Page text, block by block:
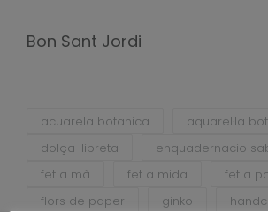
Bon Sant Jordi
acuarela botanica
aquarel·la
dolça llibreta
enquadernacio
fet a mà
fet a mida
fet a
flors de paper
ginko